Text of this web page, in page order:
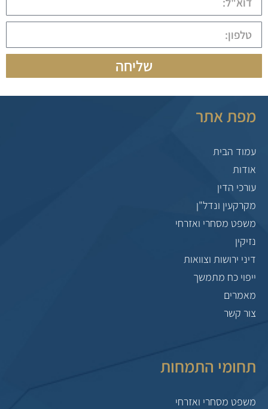
שליחה
מפת אתר
עמוד הבית
אודות
עורכי הדין
מקרקעין ונדל"ן
משפט מסחרי ואזרחי
נזיקין
דיני ירושות וצוואות
ייפוי כח מתמשך
מאמרים
צור קשר
תחומי התמחות
משפט מסחרי ואזרחי